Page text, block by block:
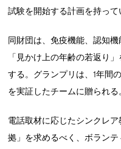
試験を開始する計画を持って
同財団は、免疫機能、認知
「見かけ上の年齢の若返り
する。グランプリは、1年間
を実証したチームに贈られる
電話取材に応じたシンクレ
拠」を求めるべく、ボラン